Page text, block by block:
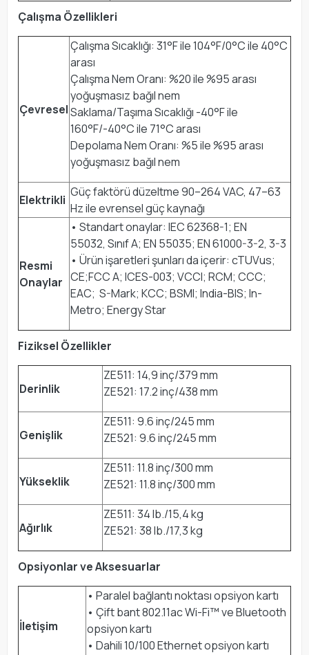
Çalışma Özellikleri
Çevresel
Çalışma Sıcaklığı: 31°F ile 104°F/0°C ile 40°C
arası
Çalışma Nem Oranı: %20 ile %95 arası
yoğuşmasız bağıl nem
Saklama/Taşıma Sıcaklığı -40°F ile
160°F/-40°C ile 71°C arası
Depolama Nem Oranı: %5 ile %95 arası
yoğuşmasız bağıl nem
Elektrikli
Güç faktörü düzeltme 90–264 VAC, 47–63
Hz ile evrensel güç kaynağı
Resmi
Onaylar
• Standart onaylar: IEC 62368-1; EN
55032, Sınıf A; EN 55035; EN 61000-3-2, 3-3
• Ürün işaretleri şunları da içerir: cTUVus;
CE;FCC A; ICES-003; VCCI; RCM; CCC;
EAC; S-Mark; KCC; BSMI; India-BIS; In-
Metro; Energy Star
Fiziksel Özellikler
Derinlik
ZE511: 14,9 inç/379 mm
ZE521: 17.2 inç/438 mm
Genişlik
ZE511: 9.6 inç/245 mm
ZE521: 9.6 inç/245 mm
Yükseklik
ZE511: 11.8 inç/300 mm
ZE521: 11.8 inç/300 mm
Ağırlık
ZE511: 34 lb./15,4 kg
ZE521: 38 lb./17,3 kg
Opsiyonlar ve Aksesuarlar
İletişim
• Paralel bağlantı noktası opsiyon kartı
• Çift bant 802.11ac Wi-Fi™ ve Bluetooth
opsiyon kartı
• Dahili 10/100 Ethernet opsiyon kartı